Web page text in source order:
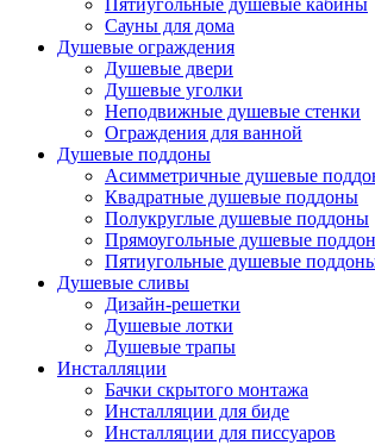
Пятиугольные душевые кабины
Сауны для дома
Душевые ограждения
Душевые двери
Душевые уголки
Неподвижные душевые стенки
Ограждения для ванной
Душевые поддоны
Асимметричные душевые
Квадратные душевые поддоны
Полукруглые душевые поддоны
Прямоугольные душевые
Пятиугольные душевые
Душевые сливы
Дизайн-решетки
Душевые лотки
Душевые трапы
Инсталляции
Бачки скрытого монтажа
Инсталляции для биде
Инсталляции для писсуаров